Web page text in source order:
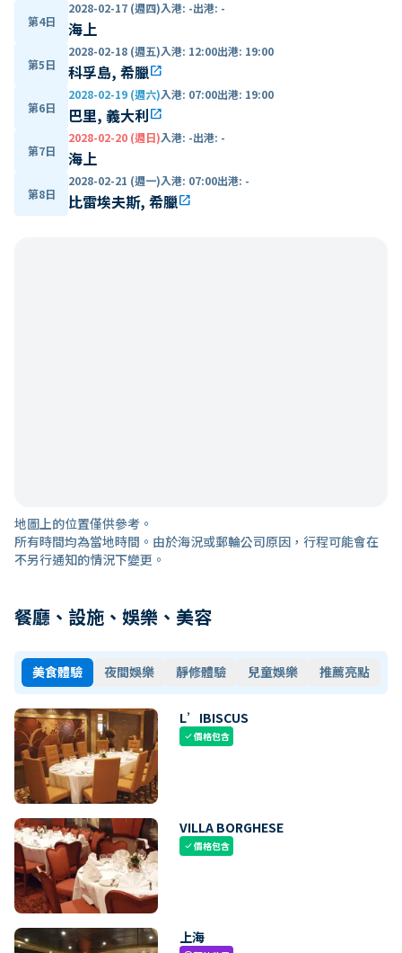
第4日
2028-02-17 (週四)入港: -出港: -
海上
第5日
2028-02-18 (週五)入港: 12:00出港: 19:00
科孚島, 希臘open_in_new
第6日
2028-02-19 (週六)入港: 07:00出港: 19:00
巴里, 義大利open_in_new
第7日
2028-02-20 (週日)入港: -出港: -
海上
第8日
2028-02-21 (週一)入港: 07:00出港: -
比雷埃夫斯, 希臘open_in_new
地圖上的位置僅供參考。
所有時間均為當地時間。由於海況或郵輪公司原因，行程可能會在
不另行通知的情況下變更。
餐廳、設施、娛樂、美容
美食體驗 夜間娛樂 靜修體驗 兒童娛樂 推薦亮點
L’IBISCUS
check價格包含
VILLA BORGHESE
check價格包含
上海